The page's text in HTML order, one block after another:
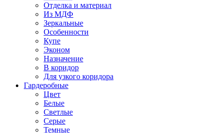
Отделка и материал
Из МДФ
Зеркальные
Особенности
Купе
Эконом
Назначение
В коридор
Для узкого коридора
Гардеробные
Цвет
Белые
Светлые
Серые
Темные